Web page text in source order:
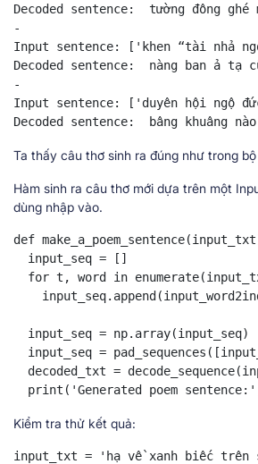
Decoded sentence:  tường đông
-
Input sentence: ['khen “tài nhả
Decoded sentence:  nàng ban ả tạ
-
Input sentence: ['duyên hội ngộ
Decoded sentence:  bâng khuâng
Ta thấy câu thơ sinh ra đúng như trong
Hàm sinh ra câu thơ mới dựa trên một
dùng nhập vào.
def
  input_seq = []
for t, word in
  input_seq = np.array(input_seq)
input_seq =
decoded_txt =
print('Generated poem
Kiểm tra thử kết quả:
input_txt = 'hạ về xanh biếc trên